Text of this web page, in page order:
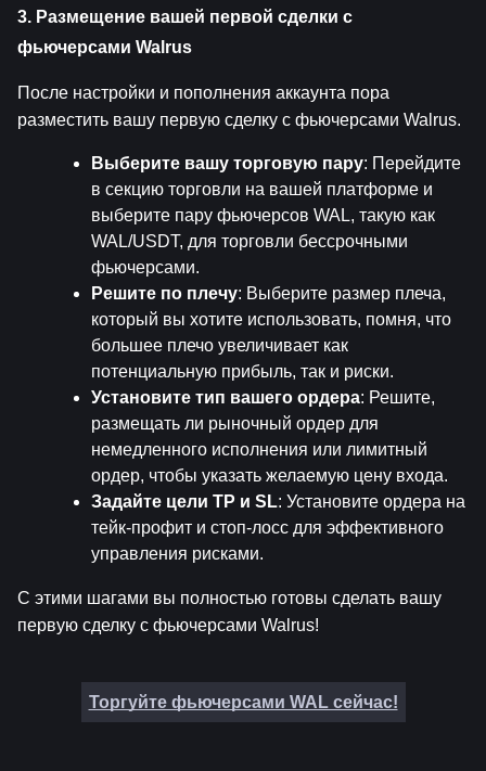
3. Размещение вашей первой сделки с
фьючерсами Walrus
После настройки и пополнения аккаунта пора
разместить вашу первую сделку с фьючерсами Walrus.
Выберите вашу торговую пару: Перейдите
в секцию торговли на вашей платформе и
выберите пару фьючерсов WAL, такую как
WAL/USDT, для торговли бессрочными
фьючерсами.
Решите по плечу: Выберите размер плеча,
который вы хотите использовать, помня, что
большее плечо увеличивает как
потенциальную прибыль, так и риски.
Установите тип вашего ордера: Решите,
размещать ли рыночный ордер для
немедленного исполнения или лимитный
ордер, чтобы указать желаемую цену входа.
Задайте цели TP и SL: Установите ордера на
тейк-профит и стоп-лосс для эффективного
управления рисками.
С этими шагами вы полностью готовы сделать вашу
первую сделку с фьючерсами Walrus!
Торгуйте фьючерсами WAL сейчас!